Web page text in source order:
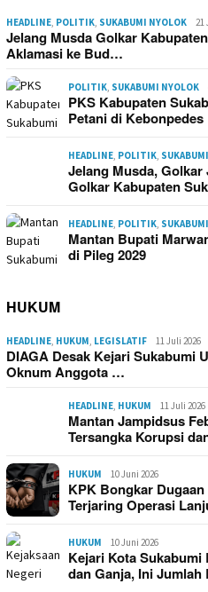
HEADLINE, POLITIK, SUKABUMI NYOLOK 21
Jelang Musda Golkar
Aklamasi ke Bud…
POLITIK, SUKABUMI NYOLOK
PKS Kabupaten
Petani di Kebonpedes
HEADLINE, POLITIK,
Jelang Musda,
Golkar Kabupaten
HEADLINE, POLITIK,
Mantan Bupati
di Pileg 2029
HUKUM
HEADLINE, HUKUM, LEGISLATIF 11 Juli 2026
DIAGA Desak Kejari Sukabumi
Oknum Anggota …
HEADLINE, HUKUM 11 Juli 2026
Mantan Jampidsus
Tersangka Korupsi
HUKUM 10 Juni 2026
KPK Bongkar
Terjaring Operasi
HUKUM 10 Juni 2026
Kejari Kota Sukabumi
dan Ganja, Ini